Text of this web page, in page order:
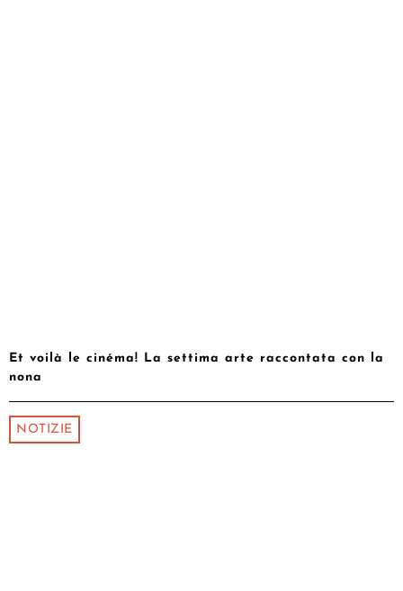
Et voilà le cinéma! La settima arte raccontata con la
nona
NOTIZIE